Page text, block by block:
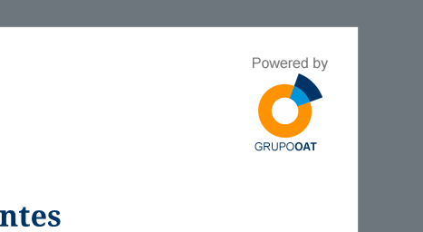
Adherencia –
Cronicidad –
Adherencia – Cronicidad – Pacientes